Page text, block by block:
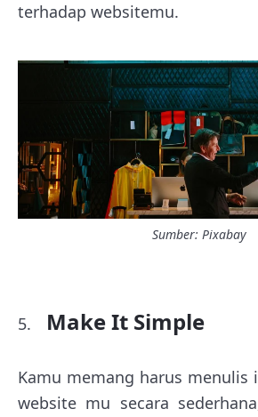
terhadap websitemu.
Sumber: Pixabay
Make It Simple
Kamu memang harus menulis
website mu secara